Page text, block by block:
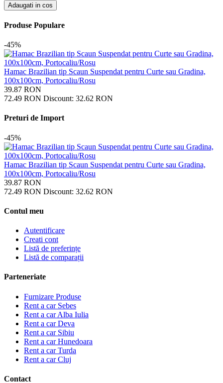
Adaugati in cos
Produse Populare
-45%
Hamac Brazilian tip Scaun Suspendat pentru Curte sau Gradina,
100x100cm, Portocaliu/Rosu
39.87 RON
72.49 RON Discount: 32.62 RON
Preturi de Import
-45%
Hamac Brazilian tip Scaun Suspendat pentru Curte sau Gradina,
100x100cm, Portocaliu/Rosu
39.87 RON
72.49 RON Discount: 32.62 RON
Contul meu
Autentificare
Creati cont
Listă de preferințe
Listă de comparații
Parteneriate
Furnizare Produse
Rent a car Sebes
Rent a car Alba Iulia
Rent a car Deva
Rent a car Sibiu
Rent a car Hunedoara
Rent a car Turda
Rent a car Cluj
Contact